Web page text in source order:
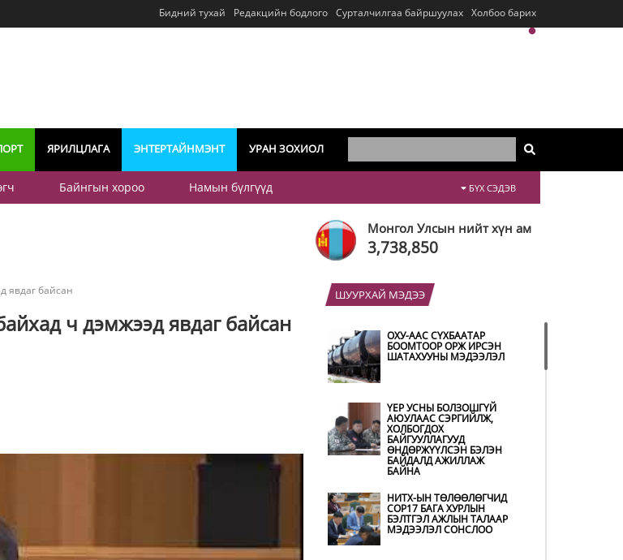
Бидний тухай Редакцийн бодлого Сурталчилгаа байршуулах Холбоо барих
ЯРИЛЦЛАГА ЭНТЕРТАЙНМЭНТ УРАН ЗОХИОЛ
Байнгын хороо Намын бүлгүүд БҮХ СЭДЭВ
Монгол Улсын нийт хүн ам
3,738,850
явдаг байсан
ч дэмжээд явдаг байсан
ШУУРХАЙ МЭДЭЭ
ОХУ-ААС СҮХБААТАР
БООМТООР ОРЖ ИРСЭН
ШАТАХУУНЫ МЭДЭЭЛЭЛ
ҮЕР УСНЫ БОЛЗОШГҮЙ
АЮУЛААС СЭРГИЙЛЖ,
ХОЛБОГДОХ
БАЙГУУЛЛАГУУД
ӨНДӨРЖҮҮЛСЭН БЭЛЭН
БАЙДАЛД АЖИЛЛАЖ
БАЙНА
НИТХ-ЫН ТӨЛӨӨЛӨГЧИД
COP17 БАГА ХУРЛЫН
БЭЛТГЭЛ АЖЛЫН ТАЛААР
МЭДЭЭЛЭЛ СОНСЛОО